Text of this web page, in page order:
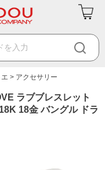
アクセサリー
ラブブレスレット
18金 バングル ドラ